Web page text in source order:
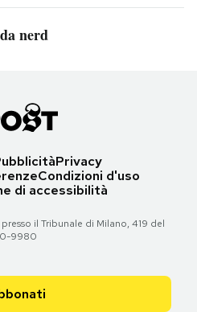
nerd
Privacy
Condizioni d'uso
di accessibilità
il Tribunale di Milano, 419 del
9980